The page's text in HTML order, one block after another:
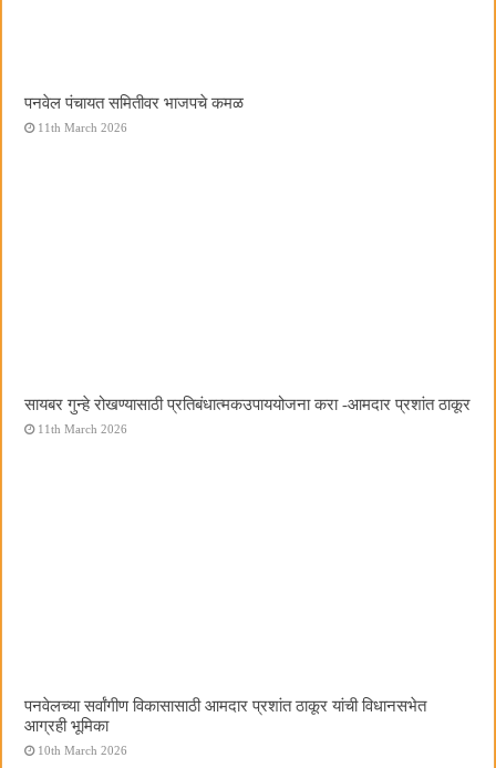
पनवेल पंचायत समितीवर भाजपचे कमळ
11th March 2026
सायबर गुन्हे रोखण्यासाठी प्रतिबंधात्मकउपाययोजना करा -आमदार प्रशांत ठाकूर
11th March 2026
पनवेलच्या सर्वांगीण विकासासाठी आमदार प्रशांत ठाकूर यांची विधानसभेत
आग्रही भूमिका
10th March 2026